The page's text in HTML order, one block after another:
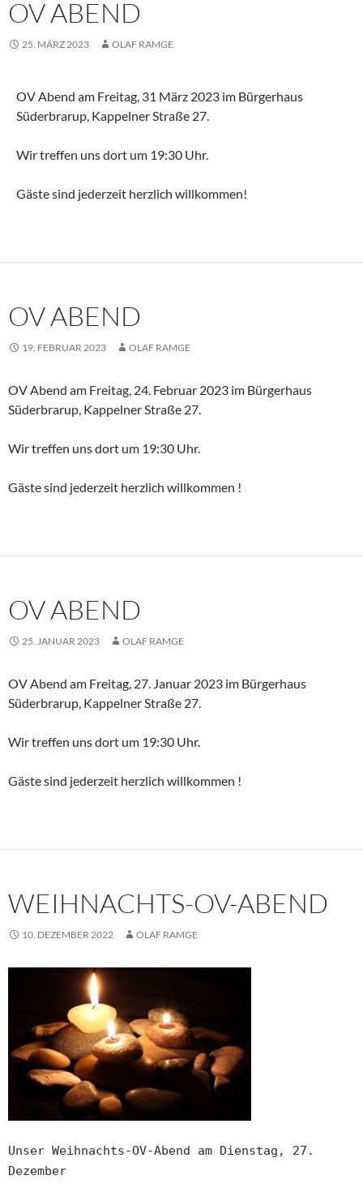
OV ABEND
25. MÄRZ 2023 OLAF RAMGE
OV Abend am Freitag, 31 März 2023 im Bürgerhaus
Süderbrarup, Kappelner Straße 27.
Wir treffen uns dort um 19:30 Uhr.
Gäste sind jederzeit herzlich willkommen!
OV ABEND
19. FEBRUAR 2023 OLAF RAMGE
OV Abend am Freitag, 24. Februar 2023 im Bürgerhaus
Süderbrarup, Kappelner Straße 27.
Wir treffen uns dort um 19:30 Uhr.
Gäste sind jederzeit herzlich willkommen !
OV ABEND
25. JANUAR 2023 OLAF RAMGE
OV Abend am Freitag, 27. Januar 2023 im Bürgerhaus
Süderbrarup, Kappelner Straße 27.
Wir treffen uns dort um 19:30 Uhr.
Gäste sind jederzeit herzlich willkommen !
WEIHNACHTS-OV-ABEND
10. DEZEMBER 2022 OLAF RAMGE
Unser Weihnachts-OV-Abend am Dienstag, 27.
Dezember